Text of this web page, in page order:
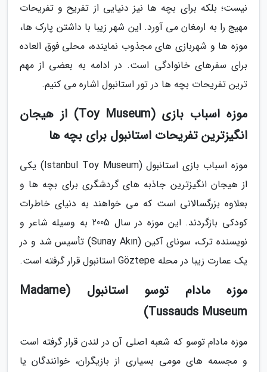
نیست؛ بلکه برای بچه ها نیز دنیایی از تفریح و تفریحات
مهیج را به ارمغان می آورد. این شهر زیبا با داشتن پارک ها،
موزه ها و شهربازی های مجذوب نماینده، محلی فوق العاده
برای سفرهای خانوادگی است. در ادامه به بعضی از مهم
ترین تفریحات بچه ها در تور استانبول اشاره می کنیم.
موزه اسباب بازی (Toy Museum) از هیجان
انگیزترین تفریحات استانبول برای بچه ها
موزه اسباب بازی استانبول (Istanbul Toy Museum) یکی
از هیجان انگیزترین جاذبه های گردشگری برای بچه ها و
بعلاوه بزرگسالانی است که می خواهند به دنیای خاطرات
کودکی بازگردند. این موزه در سال 2005 به وسیله شاعر و
نویسنده ترک، سونای آکین (Sunay Akın) تأسیس شد و در
یک عمارت زیبا در محله Göztepe استانبول قرار گرفته است.
موزه مادام توسو استانبول (Madame
Tussauds Museum)
موزه مادام توسو که شعبه اصلی آن در لندن قرار گرفته است
و مجسمه های مومی بسیاری از بازیگران، خوانندگان یا